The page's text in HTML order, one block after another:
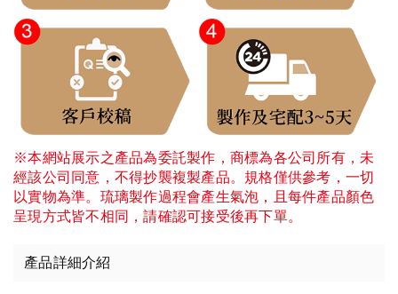
※本網站展示之產品為委託製作，商標為各公司所有，未
經該公司同意，不得抄襲複製產品。規格僅供參考，一切
以實物為準。琉璃製作過程會產生氣泡，且每件產品顏色
呈現方式皆不相同，請確認可接受後再下單。
產品詳細介紹